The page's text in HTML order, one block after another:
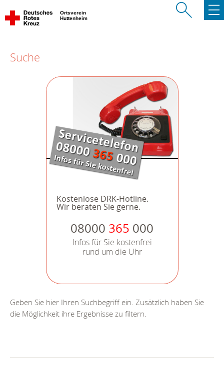
Ortsverein
Huttenheim
Suche
Kostenlose DRK-Hotline.
Wir beraten Sie gerne.
08000 365 000
Infos für Sie kostenfrei
rund um die Uhr
Geben Sie hier Ihren Suchbegriff ein. Zusätzlich haben Sie
die Möglichkeit ihre Ergebnisse zu filtern.